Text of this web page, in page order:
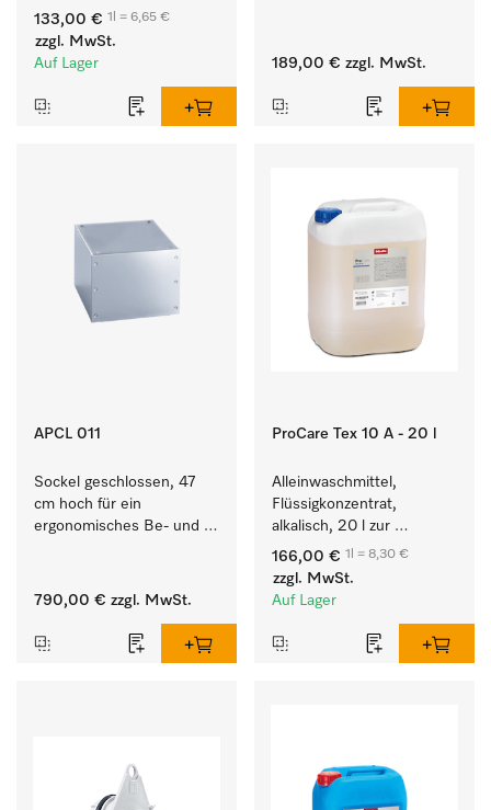
mildalkalisch, 20 l zur
Reinigung von
Buntwäsche und
133,00 € 1l = 6,65 €
zzgl. MwSt.
Auf Lager
189,00 € zzgl. MwSt.
APCL 011
Sockel geschlossen, 47
cm hoch für ein
ergonomisches Be- und
Trockner.
790,00 € zzgl. MwSt.
ProCare Tex 10 A - 20 l
Alleinwaschmittel,
Flüssigkonzentrat,
alkalisch, 20 l zur
Reinigung weißer Textilien
und farbechter
Buntwäsche.
166,00 € 1l = 8,30 €
zzgl. MwSt.
Auf Lager